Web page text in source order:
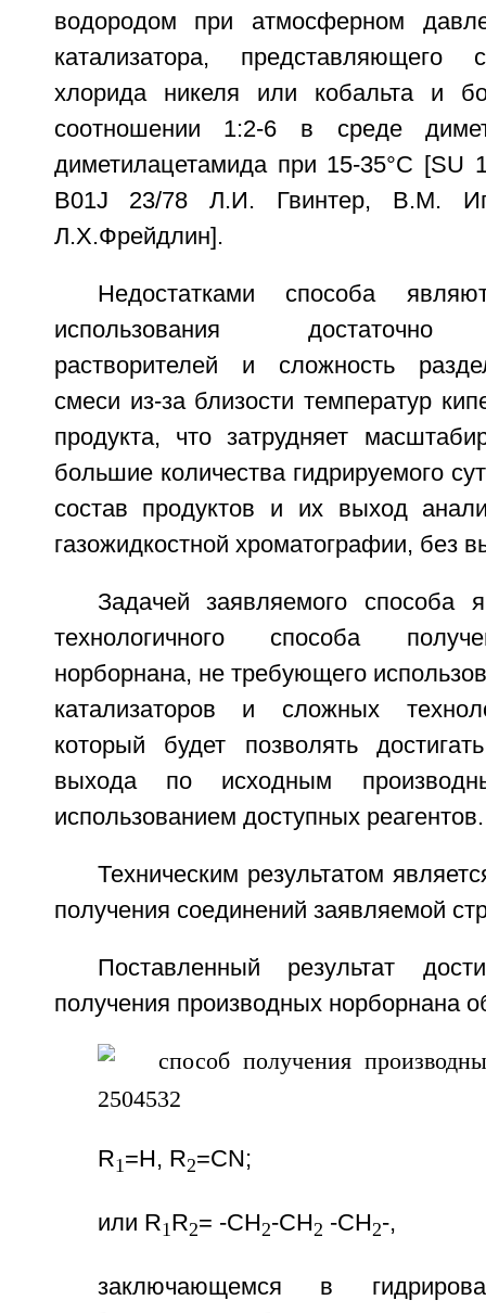
водородом при атмосферном
катализатора, представляющего
хлорида никеля или кобальта и
соотношении 1:2-6 в среде
диметилацетамида при 15-35°C [SU
B01J 23/78 Л.И. Гвинтер, В.М.
Л.Х.Фрейдлин].
Недостатками способа
использования достаточно
растворителей и сложность
смеси из-за близости температур
продукта, что затрудняет
большие количества гидрируемого
состав продуктов и их выход
газожидкостной хроматографии, без
Задачей заявляемого способа
технологичного способа
норборнана, не требующего
катализаторов и сложных
который будет позволять
выхода по исходным
использованием доступных реагентов.
Техническим результатом
получения соединений заявляемой
Поставленный результат
получения производных норборнана
R1=Н, R2=CN;
или R1R2= -СН2-СН2 -СН2-,
заключающемся в